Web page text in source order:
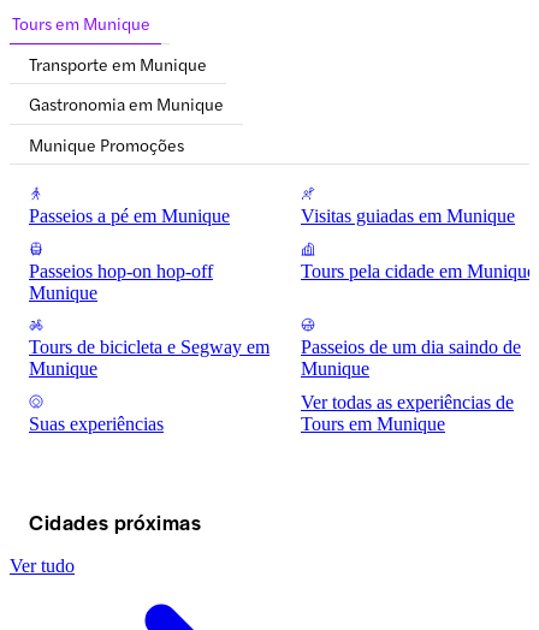
Tours em Munique
Transporte em Munique
Gastronomia em Munique
Munique Promoções
Passeios a pé em Munique Visitas guiadas em Munique
Passeios hop-on hop-off
Munique
Tours pela cidade em Munique
Tours de bicicleta e Segway em
Munique
Passeios de um dia saindo de
Munique
Suas experiências
Ver todas as experiências de
Tours em Munique
Cidades próximas
Ver tudo